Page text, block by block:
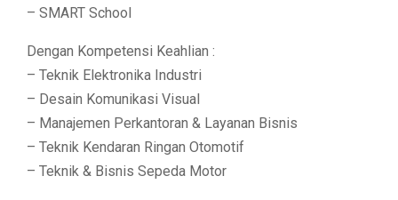
– SMART School
Dengan Kompetensi Keahlian :
– Teknik Elektronika Industri
– Desain Komunikasi Visual
– Manajemen Perkantoran & Layanan Bisnis
– Teknik Kendaran Ringan Otomotif
– Teknik & Bisnis Sepeda Motor